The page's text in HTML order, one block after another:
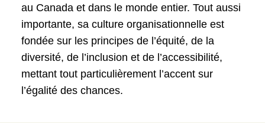
au Canada et dans le monde entier. Tout aussi
importante, sa culture organisationnelle est
fondée sur les principes de l’équité, de la
diversité, de l’inclusion et de l’accessibilité,
mettant tout particulièrement l’accent sur
l’égalité des chances.